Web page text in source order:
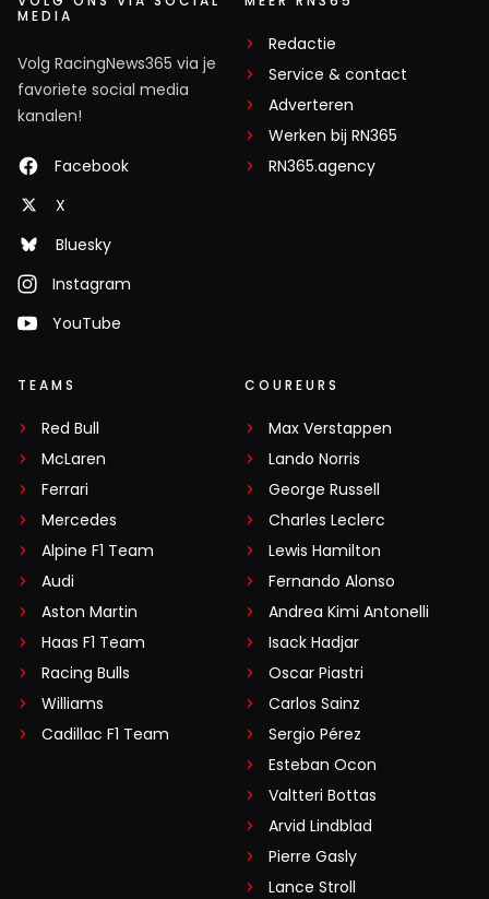
MEDIA
Volg RacingNews365 via je
favoriete social media
kanalen!
Facebook
X
Bluesky
Instagram
YouTube
Redactie
Service & contact
Adverteren
Werken bij RN365
RN365.agency
TEAMS
Red Bull
McLaren
Ferrari
Mercedes
Alpine F1 Team
Audi
Aston Martin
Haas F1 Team
Racing Bulls
Williams
Cadillac F1 Team
COUREURS
Max Verstappen
Lando Norris
George Russell
Charles Leclerc
Lewis Hamilton
Fernando Alonso
Andrea Kimi Antonelli
Isack Hadjar
Oscar Piastri
Carlos Sainz
Sergio Pérez
Esteban Ocon
Valtteri Bottas
Arvid Lindblad
Pierre Gasly
Lance Stroll